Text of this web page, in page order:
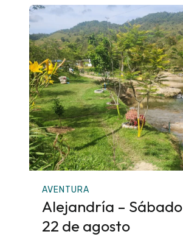
AVENTURA
Alejandría – Sábado
22 de agosto